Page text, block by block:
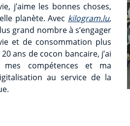
j’aime les bonnes choses,
planète. Avec kilogram.lu,
grand nombre à s’engager
et de consommation plus
ans de cocon bancaire, j’ai
compétences et ma
au service de la